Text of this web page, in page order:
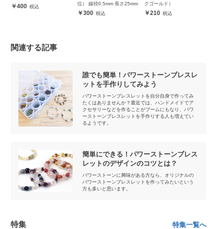
400
位） 線径0.5mm 長さ25mm
300
クゴールド）
210
関連する記事
誰でも簡単！パワーストーンブレスレ
ットを手作りしてみよう
パワーストーンブレスレットを自分自身で作ってみ
たくはありませんか？最近では、ハンドメイドでア
クセサリーなどを作ることがブームにもなり、パワ
ーストーンブレスレットを手作りする人も増えてい
るようです。
簡単にできる！パワーストーンブレス
レットのデザインのコツとは？
パワーストーンに興味がある方なら、オリジナルの
パワーストーンブレスレットを作ってみたいという
方も多いと思います。
特集 特集一覧へ